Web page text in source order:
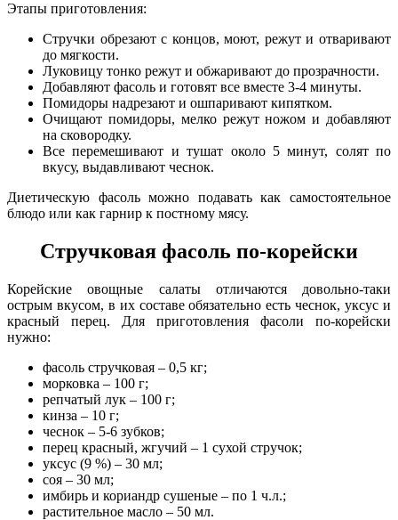
Этапы приготовления:
Стручки обрезают с концов, моют, режут и отваривают
до мягкости.
Луковицу тонко режут и обжаривают до прозрачности.
Добавляют фасоль и готовят все вместе 3-4 минуты.
Помидоры надрезают и ошпаривают кипятком.
Очищают помидоры, мелко режут ножом и добавляют
на сковородку.
Все перемешивают и тушат около 5 минут, солят по
вкусу, выдавливают чеснок.
Диетическую фасоль можно подавать как самостоятельное
блюдо или как гарнир к постному мясу.
Стручковая фасоль по-корейски
Корейские овощные салаты отличаются довольно-таки
острым вкусом, в их составе обязательно есть чеснок, уксус и
красный перец. Для приготовления фасоли по-корейски
нужно:
фасоль стручковая – 0,5 кг;
морковка – 100 г;
репчатый лук – 100 г;
кинза – 10 г;
чеснок – 5-6 зубков;
перец красный, жгучий – 1 сухой стручок;
уксус (9 %) – 30 мл;
соя – 30 мл;
имбирь и кориандр сушеные – по 1 ч.л.;
растительное масло – 50 мл.